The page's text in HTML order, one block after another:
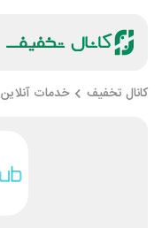
کانال تخفیف خدمات آنلاین